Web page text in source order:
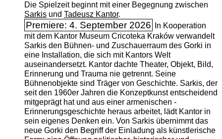
Die Spielzeit beginnt mit einer Begegnung zwischen
Sarkisund Tadeusz Kantor.
Premiere: 4. September 2026
In Kooperation
mit dem Kantor Museum Cricoteka Kraków verwandelt
Sarkis den Bühnen- und Zuschauerraum des Gorki in
eine Installation, die sich mit Kantors Welt
auseinandersetzt. Kantor dachte Theater, Objekt, Bild,
Erinnerung und Trauma nie getrennt. Seine
Bühnenobjekte sind Träger von Geschichte. Sarkis, der
seit den 1960er Jahren die Konzeptkunst entscheidend
mitgeprägt hat und aus einer armenischen ­
Erinnerungsgeschichte heraus arbeitet, lädt Kantor in
sein eigenes Denken ein. Von Sarkis übernimmt das
neue Gorki den Begriff der Einladung als künstlerische